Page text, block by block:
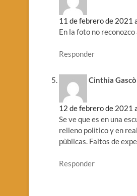
11 de febrero de 2021
En la foto no reconozco
Responder
Cinthia
12 de febrero de 2021
Se ve que es en una
relleno polìtico y en
pùblicas. Faltos de
Responder